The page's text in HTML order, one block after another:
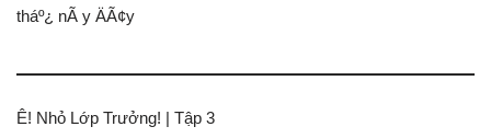
tháº¿ nÃ y ÄÃ¢y
Ê! Nhỏ Lớp Trưởng! | Tập 3